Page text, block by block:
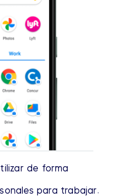
de forma
para trabajar.